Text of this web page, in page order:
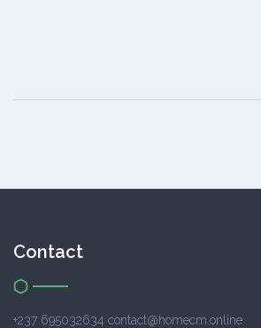
Contact
+237 695032634 contact@homecm.online